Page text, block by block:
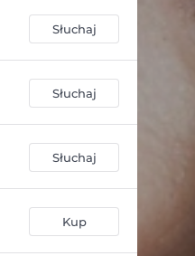
Słuchaj
Słuchaj
Słuchaj
Kup